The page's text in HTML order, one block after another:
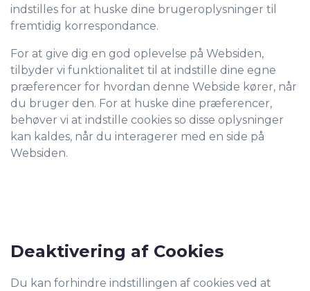
indstilles for at huske dine brugeroplysninger til
fremtidig korrespondance.
For at give dig en god oplevelse på Websiden,
tilbyder vi funktionalitet til at indstille dine egne
præferencer for hvordan denne Webside kører, når
du bruger den. For at huske dine præferencer,
behøver vi at indstille cookies so disse oplysninger
kan kaldes, når du interagerer med en side på
Websiden.
Deaktivering af Cookies
Du kan forhindre indstillingen af cookies ved at